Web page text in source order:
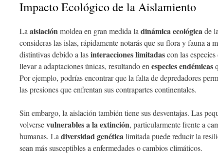
Impacto Ecológico de la Aislamiento
La aislaciónmoldea en gran medida la dinámica ecológicade
consideras las islas, rápidamente notarás que su flora y fauna a
distintivas debido a lasinteracciones limitadascon las
llevar a adaptaciones únicas, resultando en especies endémicas
Por ejemplo, podrías encontrar que la falta de depredadores
las presiones que enfrentan sus contrapartes continentales.
Sin embargo, la aislación también tiene sus desventajas. Las
volversevulnerables a la extinción, particularmente frente a
humanas. La diversidad genéticalimitada puede reducir la
sean más susceptibles a enfermedades o cambios climáticos.